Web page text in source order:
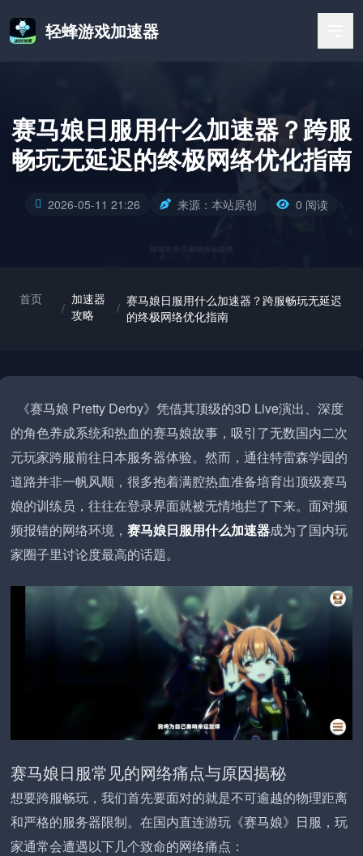
轻蜂游戏加速器
赛马娘日服用什么加速器？跨服
畅玩无延迟的终极网络优化指南
2026-05-11 21:26 来源：本站原创 0 阅读
首页
/
加速器
攻略
/ 赛马娘日服用什么加速器？跨服畅玩无延迟
的终极网络优化指南
《赛马娘 Pretty Derby》凭借其顶级的3D Live演出、深度
的角色养成系统和热血的赛马娘故事，吸引了无数国内二次
元玩家跨服前往日本服务器体验。然而，通往特雷森学园的
道路并非一帆风顺，很多抱着满腔热血准备培育出顶级赛马
娘的训练员，往往在登录界面就被无情地拦了下来。面对频
频报错的网络环境， 赛马娘日服用什么加速器成为了国内玩
家圈子里讨论度最高的话题。
赛马娘日服常见的网络痛点与原因揭秘
想要跨服畅玩，我们首先要面对的就是不可逾越的物理距离
和严格的服务器限制。在国内直连游玩《赛马娘》日服，玩
家通常会遭遇以下几个致命的网络痛点：